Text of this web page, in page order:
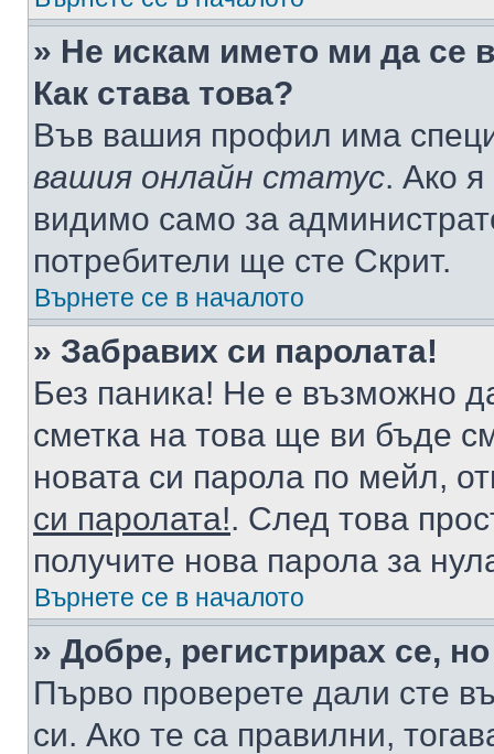
» Не искам името ми да се
Как става това?
Във вашия профил има
вашия онлайн статус. Ако
видимо само за
потребители ще сте Скрит.
Върнете се в началото
» Забравих си паролата!
Без паника! Не е възможно
сметка на това ще ви бъде
новата си парола по мейл,
си паролата!. След това
получите нова парола за
Върнете се в началото
» Добре, регистрирах се,
Първо проверете дали сте
си. Ако те са правилни,